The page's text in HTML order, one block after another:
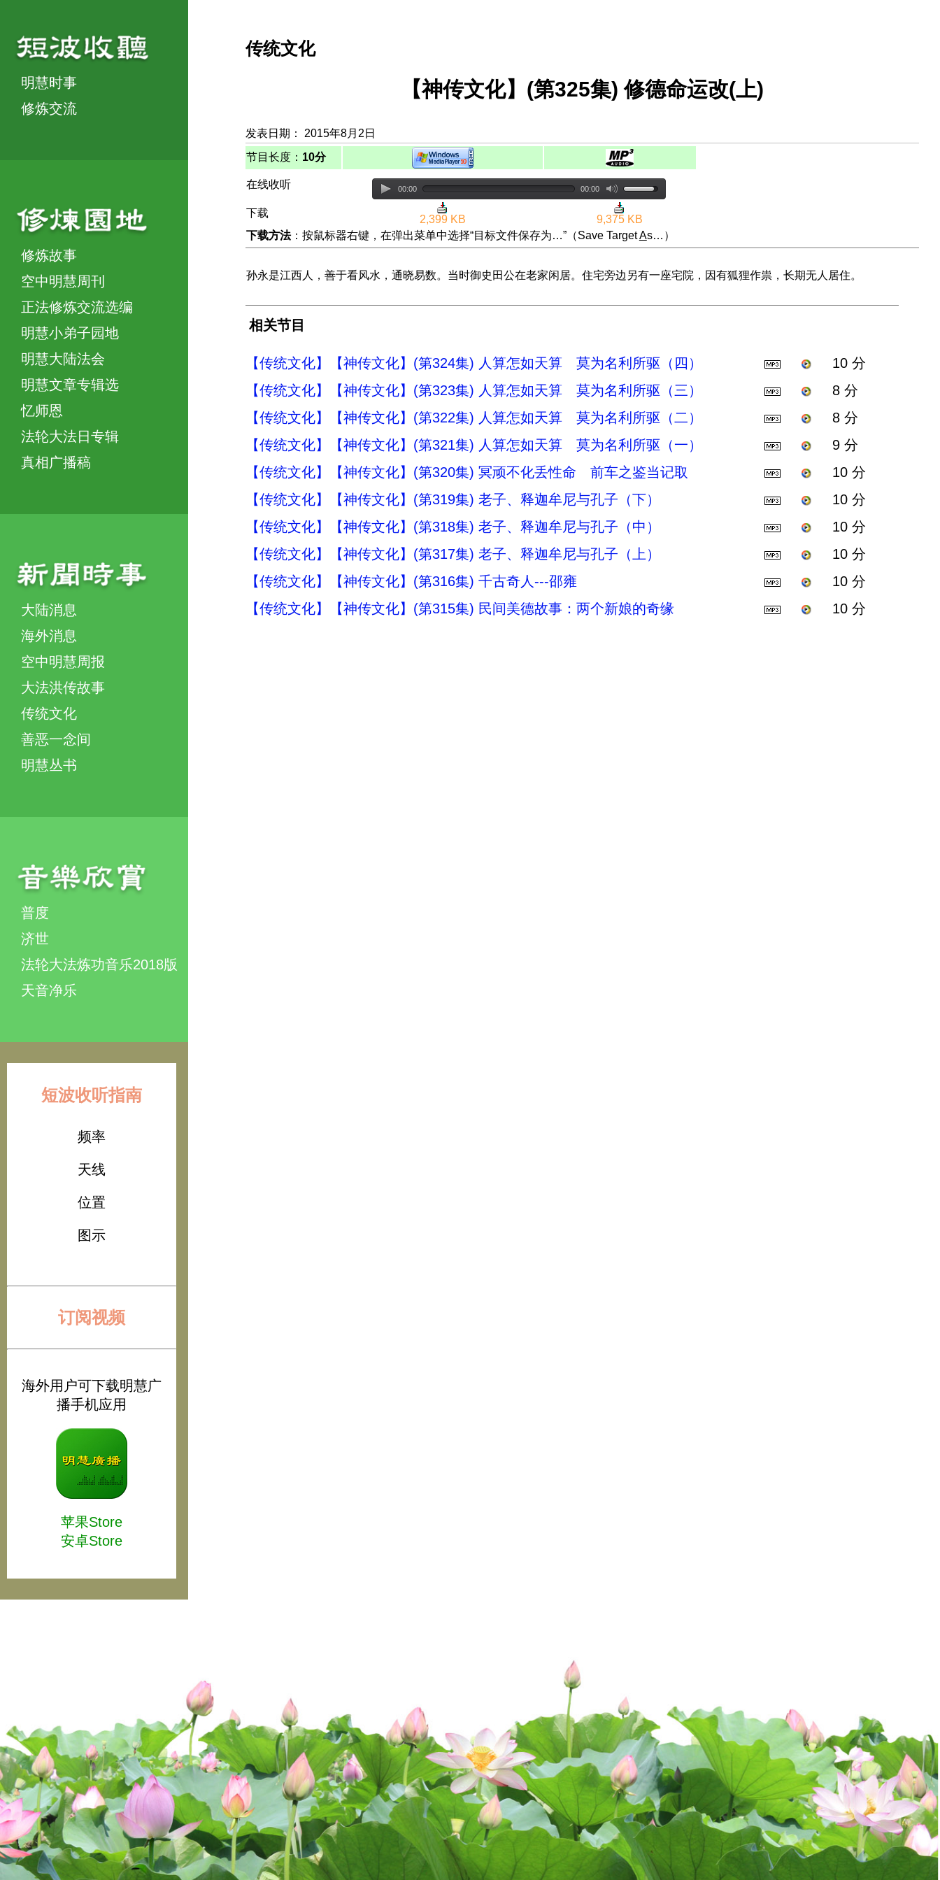
明慧时事
修炼交流
修炼故事
空中明慧周刊
正法修炼交流选编
明慧小弟子园地
明慧大陆法会
明慧文章专辑选
忆师恩
法轮大法日专辑
真相广播稿
大陆消息
海外消息
空中明慧周报
大法洪传故事
传统文化
善恶一念间
明慧丛书
普度
济世
法轮大法炼功音乐2018版
天音净乐
短波收听指南
频率
天线
位置
图示
订阅视频
海外用户可下载明慧广
播手机应用
苹果Store
安卓Store
传统文化
【神传文化】(第325集) 修德命运改(上)
发表日期： 2015年8月2日
节目长度： 10分
在线收听 00:00 00:00
下载
2,399 KB
9,375 KB
下载方法：按鼠标器右键，在弹出菜单中选择“目标文件保存为…”（Save TargetAs…）
孙永是江西人，善于看风水，通晓易数。当时御史田公在老家闲居。住宅旁边另有一座宅院，因有狐狸作祟，长期无人居住。
相关节目
【传统文化】【神传文化】(第324集) 人算怎如天算 莫为名利所驱（四）
10 分
【传统文化】【神传文化】(第323集) 人算怎如天算 莫为名利所驱（三）
8 分
【传统文化】【神传文化】(第322集) 人算怎如天算 莫为名利所驱（二）
8 分
【传统文化】【神传文化】(第321集) 人算怎如天算 莫为名利所驱（一）
9 分
【传统文化】【神传文化】(第320集) 冥顽不化丢性命 前车之鉴当记取
10 分
【传统文化】【神传文化】(第319集) 老子、释迦牟尼与孔子（下）
10 分
【传统文化】【神传文化】(第318集) 老子、释迦牟尼与孔子（中）
10 分
【传统文化】【神传文化】(第317集) 老子、释迦牟尼与孔子（上）
10 分
【传统文化】【神传文化】(第316集) 千古奇人---邵雍
10 分
【传统文化】【神传文化】(第315集) 民间美德故事：两个新娘的奇缘
10 分